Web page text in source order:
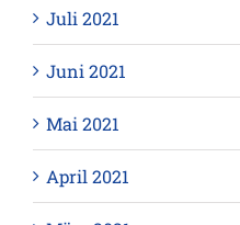
Juli 2021
Juni 2021
Mai 2021
April 2021